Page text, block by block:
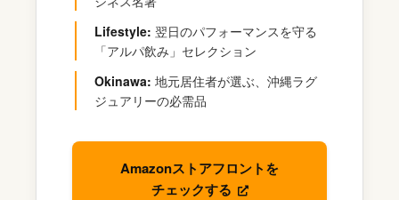
Lifestyle: 翌日のパフォーマンスを守る
「アルパ飲み」セレクション
Okinawa: 地元居住者が選ぶ、沖縄ラグ
ジュアリーの必需品
Amazonストアフロントを
チェックする